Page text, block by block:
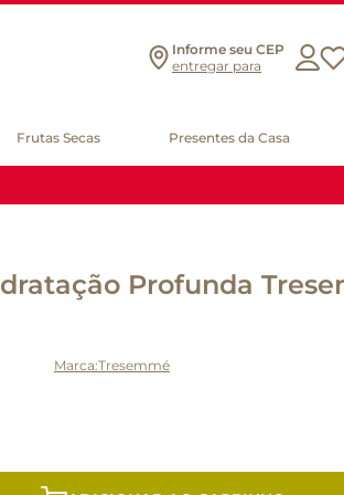
Informe seu CEP
entregar para
Frutas Secas Presentes da Casa
Profunda
Tresemmé